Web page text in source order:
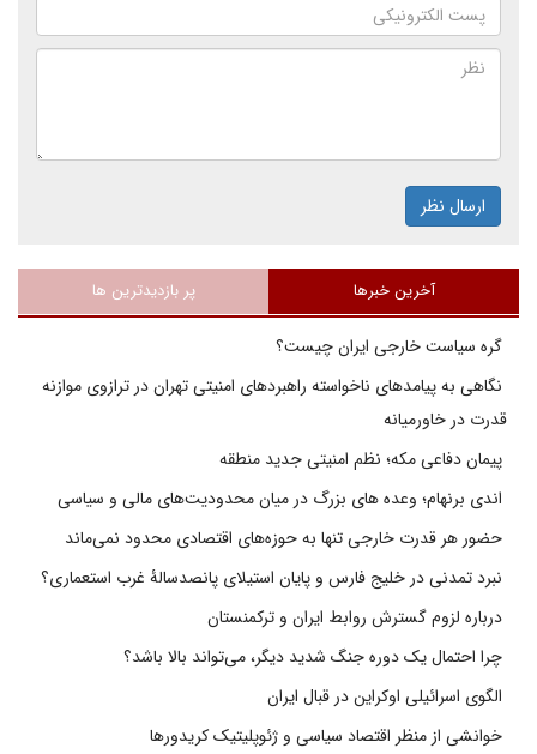
ارسال نظر
آخرین خبرها پر بازدیدترین ها
گره سیاست خارجی ایران چیست؟
نگاهی به پیامدهای ناخواسته راهبردهای امنیتی تهران در ترازوی موازنه
قدرت در خاورمیانه
پیمان دفاعی مکه؛ نظم امنیتی جدید منطقه
اندی برنهام؛ وعده های بزرگ در میان محدودیت‌های مالی و سیاسی
حضور هر قدرت خارجی تنها به حوزه‌های اقتصادی محدود نمی‌ماند
نبرد تمدنی در خلیج فارس و پایان استیلای پانصدسالۀ غرب استعماری؟
درباره لزوم گسترش روابط ایران و ترکمنستان
چرا احتمال یک دوره جنگ شدید دیگر، می‌تواند بالا باشد؟
الگوی اسرائیلی اوکراین در قبال ایران
خوانشی از منظر اقتصاد سیاسی و ژئوپلیتیک کریدورها